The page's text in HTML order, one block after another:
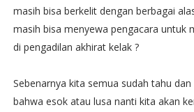
masih bisa berkelit dengan berbagai
masih bisa menyewa pengacara untuk
di pengadilan akhirat kelak ?
Sebenarnya kita semua sudah tahu
bahwa esok atau lusa nanti kita akan